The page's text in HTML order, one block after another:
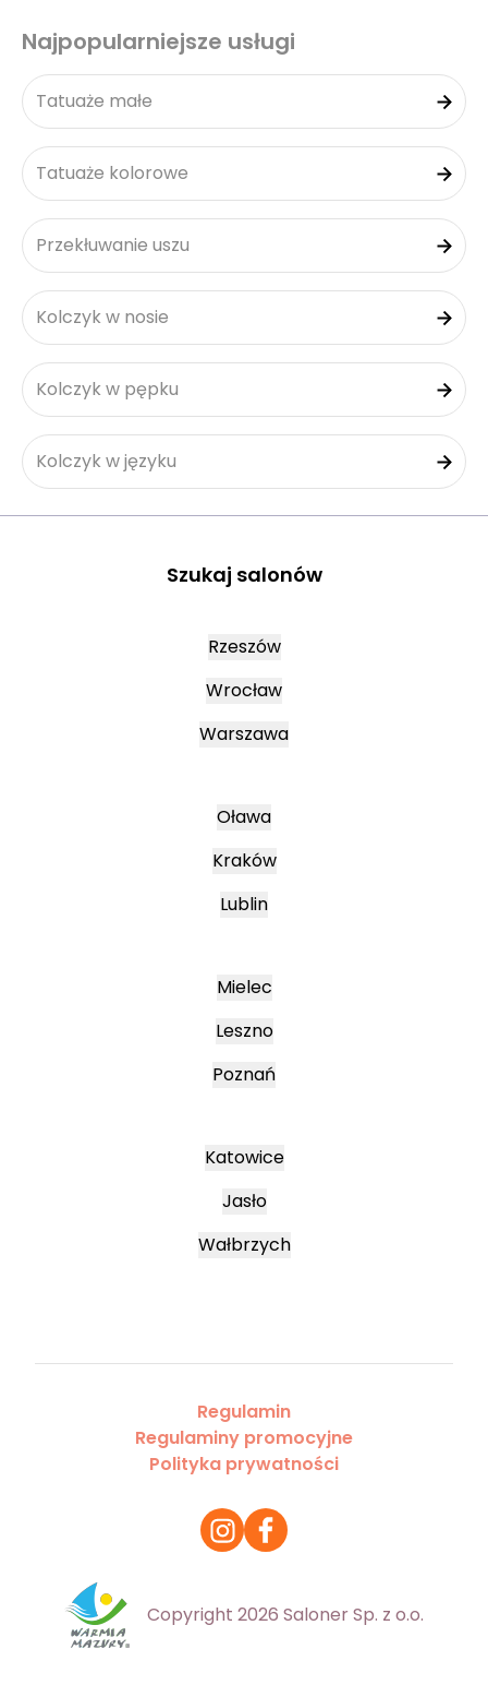
Najpopularniejsze usługi
Tatuaże małe
Tatuaże kolorowe
Przekłuwanie uszu
Kolczyk w nosie
Kolczyk w pępku
Kolczyk w języku
Szukaj salonów
Rzeszów
Wrocław
Warszawa
Oława
Kraków
Lublin
Mielec
Leszno
Poznań
Katowice
Jasło
Wałbrzych
Regulamin
Regulaminy promocyjne
Polityka prywatności
Copyright 2026 Saloner Sp. z o.o.